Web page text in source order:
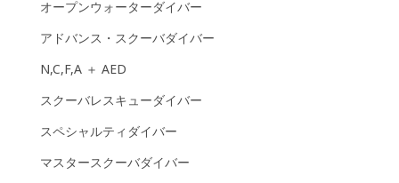
オープンウォーターダイバー
アドバンス・スクーバダイバー
N,C,F,A ＋ AED
スクーバレスキューダイバー
スペシャルティダイバー
マスタースクーバダイバー